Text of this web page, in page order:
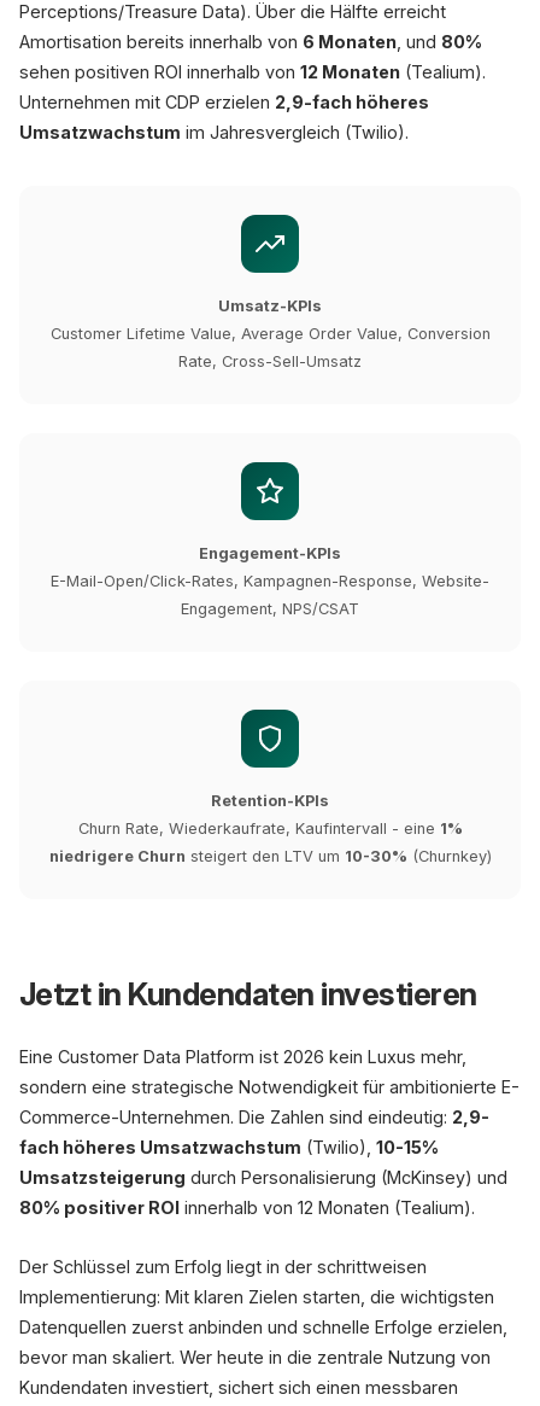
Perceptions/Treasure Data). Über die Hälfte erreicht
Amortisation bereits innerhalb von 6 Monaten , und 80%
sehen positiven ROI innerhalb von 12 Monaten (Tealium).
Unternehmen mit CDP erzielen 2,9-fach höheres
Umsatzwachstum im Jahresvergleich (Twilio).
Umsatz-KPIs
Customer Lifetime Value, Average Order Value, Conversion
Rate, Cross-Sell-Umsatz
Engagement-KPIs
E-Mail-Open/Click-Rates, Kampagnen-Response, Website-
Engagement, NPS/CSAT
Retention-KPIs
Churn Rate, Wiederkaufrate, Kaufintervall - eine 1%
niedrigere Churn steigert den LTV um 10-30% (Churnkey)
Jetzt in Kundendaten investieren
Eine Customer Data Platform ist 2026 kein Luxus mehr,
sondern eine strategische Notwendigkeit für ambitionierte E-
Commerce-Unternehmen. Die Zahlen sind eindeutig: 2,9-
fach höheres Umsatzwachstum (Twilio), 10-15%
Umsatzsteigerung durch Personalisierung (McKinsey) und
80% positiver ROI innerhalb von 12 Monaten (Tealium).
Der Schlüssel zum Erfolg liegt in der schrittweisen
Implementierung: Mit klaren Zielen starten, die wichtigsten
Datenquellen zuerst anbinden und schnelle Erfolge erzielen,
bevor man skaliert. Wer heute in die zentrale Nutzung von
Kundendaten investiert, sichert sich einen messbaren